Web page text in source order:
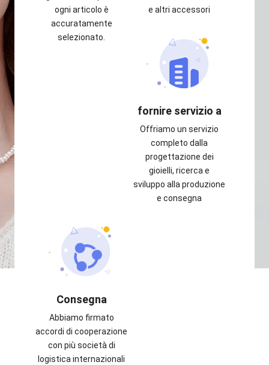
ogni articolo è
accuratamente
selezionato.
e altri accessori
fornire servizio a
Offriamo un servizio
completo dalla
progettazione dei
gioielli, ricerca e
sviluppo alla produzione
e consegna
Consegna
Abbiamo firmato
accordi di cooperazione
con più società di
logistica internazionali